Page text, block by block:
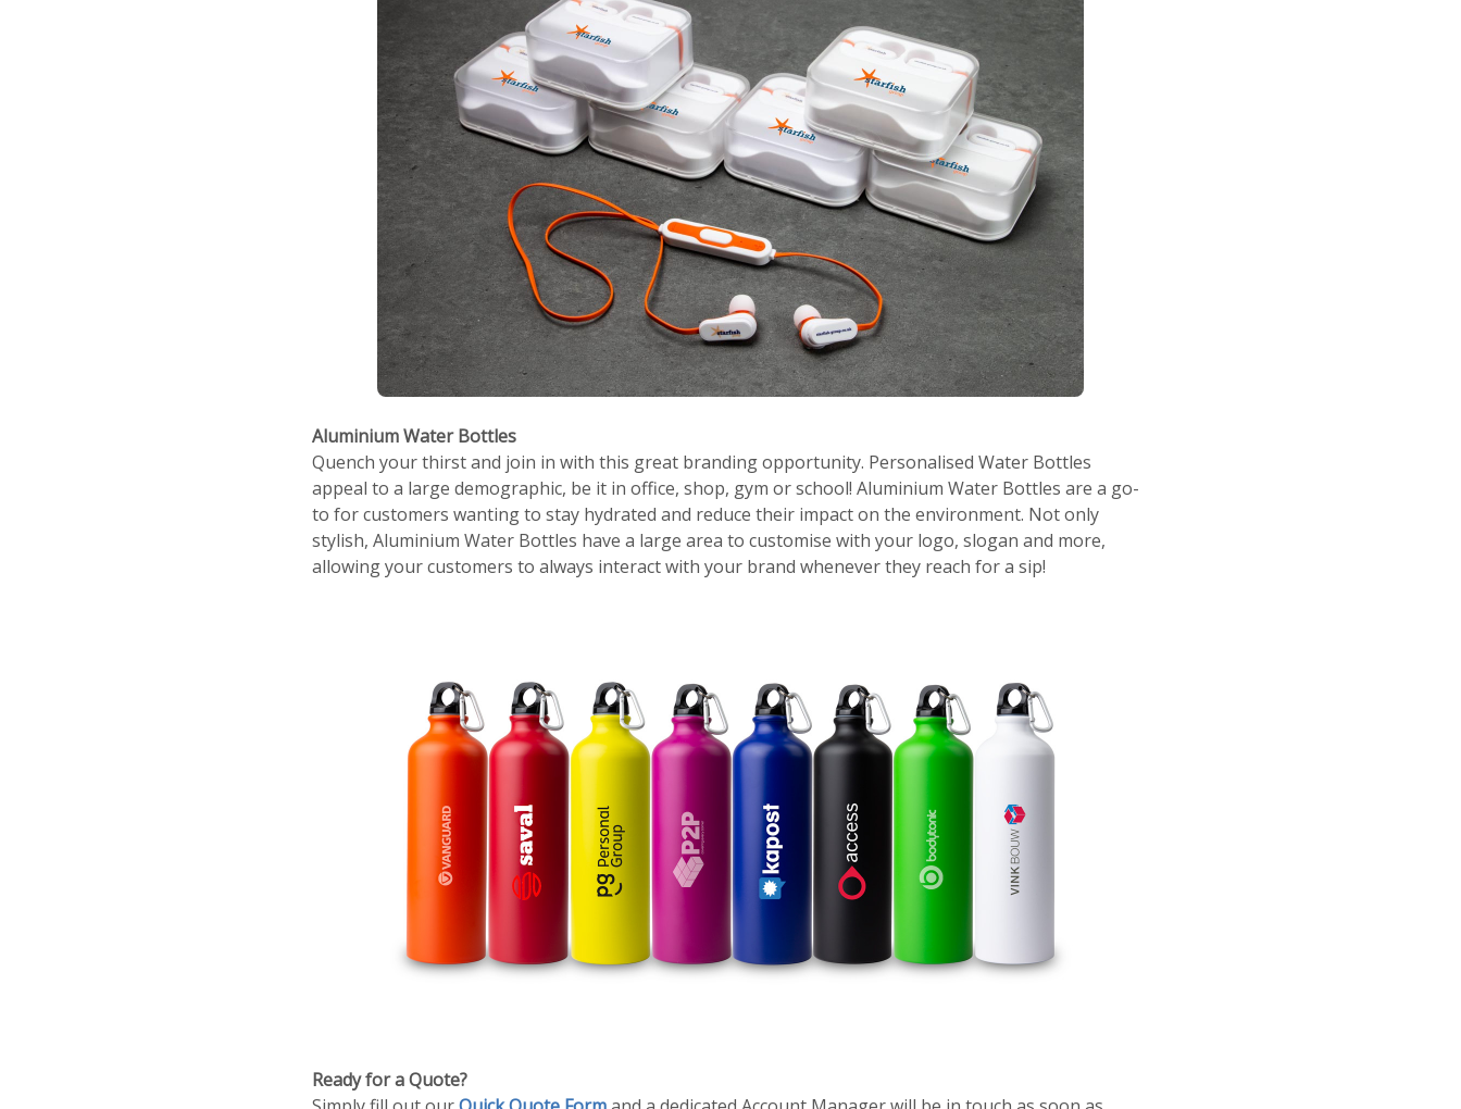
Aluminium Water Bottles
Quench your thirst and join in with this great branding opportunity. Personalised Water Bottles
appeal to a large demographic, be it in office, shop, gym or school! Aluminium Water Bottles are a go-
to for customers wanting to stay hydrated and reduce their impact on the environment. Not only
stylish, Aluminium Water Bottles have a large area to customise with your logo, slogan and more,
allowing your customers to always interact with your brand whenever they reach for a sip!
Ready for a Quote?